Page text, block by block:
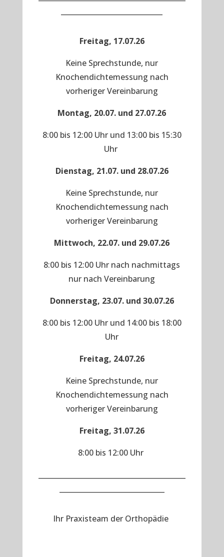
Freitag, 17.07.26
Keine Sprechstunde, nur
Knochendichtemessung nach
vorheriger Vereinbarung
Montag, 20.07. und 27.07.26
8:00 bis 12:00 Uhr und 13:00 bis 15:30
Uhr
Dienstag, 21.07. und 28.07.26
Keine Sprechstunde, nur
Knochendichtemessung nach
vorheriger Vereinbarung
Mittwoch, 22.07. und 29.07.26
8:00 bis 12:00 Uhr nach nachmittags
nur nach Vereinbarung
Donnerstag, 23.07. und 30.07.26
8:00 bis 12:00 Uhr und 14:00 bis 18:00
Uhr
Freitag, 24.07.26
Keine Sprechstunde, nur
Knochendichtemessung nach
vorheriger Vereinbarung
Freitag, 31.07.26
8:00 bis 12:00 Uhr
Ihr Praxisteam der Orthopädie